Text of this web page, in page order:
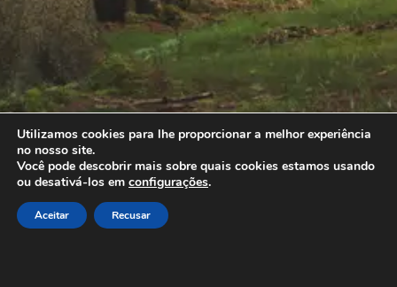
Utilizamos cookies para lhe proporcionar a melhor experiência
no nosso site.
Você pode descobrir mais sobre quais cookies estamos usando
ou desativá-los em configurações.
Aceitar Recusar